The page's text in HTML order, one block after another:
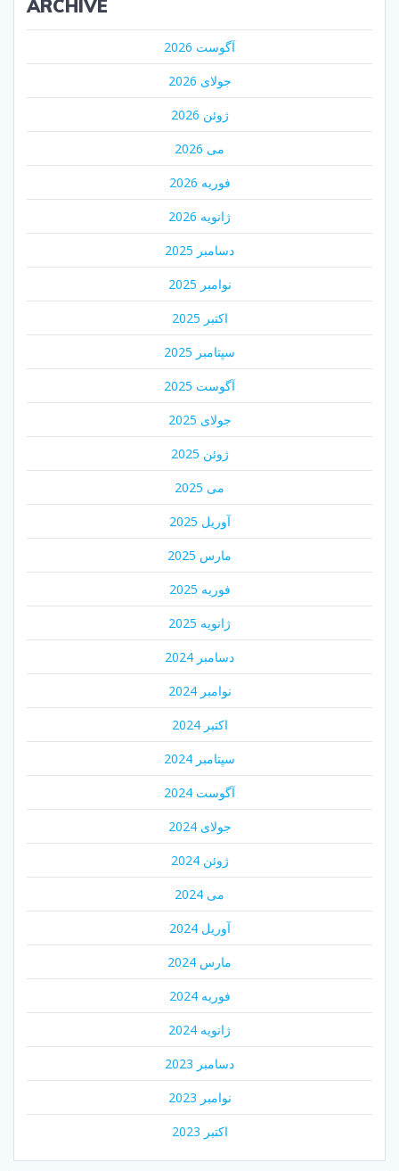
ARCHIVE
آگوست 2026
جولای 2026
ژوئن 2026
می 2026
فوریه 2026
ژانویه 2026
دسامبر 2025
نوامبر 2025
اکتبر 2025
سپتامبر 2025
آگوست 2025
جولای 2025
ژوئن 2025
می 2025
آوریل 2025
مارس 2025
فوریه 2025
ژانویه 2025
دسامبر 2024
نوامبر 2024
اکتبر 2024
سپتامبر 2024
آگوست 2024
جولای 2024
ژوئن 2024
می 2024
آوریل 2024
مارس 2024
فوریه 2024
ژانویه 2024
دسامبر 2023
نوامبر 2023
اکتبر 2023